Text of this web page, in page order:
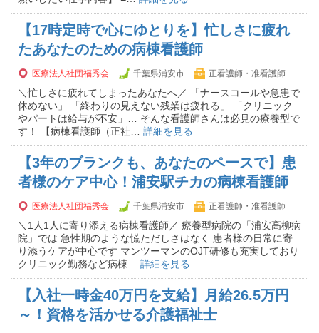
【17時定時で心にゆとりを】忙しさに疲れ
たあなたのための病棟看護師
医療法人社団福秀会 千葉県浦安市 正看護師・准看護師
＼忙しさに疲れてしまったあなたへ／ 「ナースコールや急患で
休めない」 「終わりの見えない残業は疲れる」 「クリニック
やパートは給与が不安」… そんな看護師さんは必見の療養型で
す！ 【病棟看護師（正社… 詳細を見る
【3年のブランクも、あなたのペースで】患
者様のケア中心！浦安駅チカの病棟看護師
医療法人社団福秀会 千葉県浦安市 正看護師・准看護師
＼1人1人に寄り添える病棟看護師／ 療養型病院の「浦安高柳病
院」では 急性期のような慌ただしさはなく 患者様の日常に寄
り添うケアが中心です マンツーマンのOJT研修も充実しており
クリニック勤務など病棟… 詳細を見る
【入社一時金40万円を支給】月給26.5万円
～！資格を活かせる介護福祉士